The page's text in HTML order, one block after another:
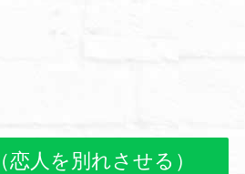
人を別れさせる）